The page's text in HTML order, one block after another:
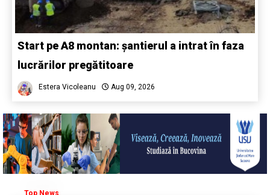
Start pe A8 montan: șantierul a intrat în faza
lucrărilor pregătitoare
Estera Vicoleanu Aug 09, 2026